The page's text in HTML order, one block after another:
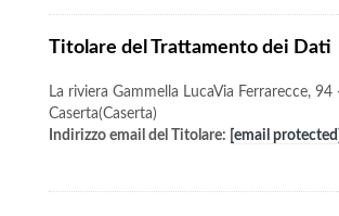
Titolare del Trattamento dei Dati
La riviera Gammella LucaVia Ferrarecce,
Caserta(Caserta)
Indirizzo email del Titolare: [email protected]